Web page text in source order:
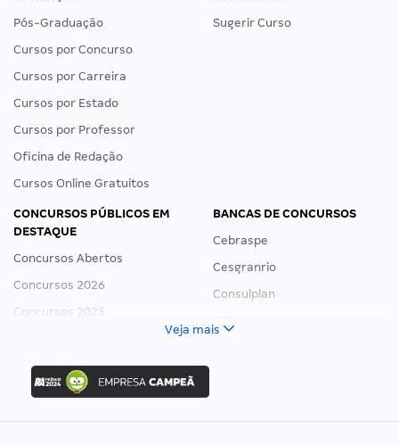
Pós-Graduação
Cursos por Concurso
Cursos por Carreira
Cursos por Estado
Cursos por Professor
Oficina de Redação
Cursos Online Gratuitos
Sugerir Curso
CONCURSOS PÚBLICOS EM
DESTAQUE
Concursos Abertos
Concursos 2026
Concursos 2025
Concurso Nacional Unificado
Concurso Ibama
Concurso MPU
Editais publicados
BANCAS DE CONCURSOS
Cebraspe
Cesgranrio
Consulplan
Veja mais